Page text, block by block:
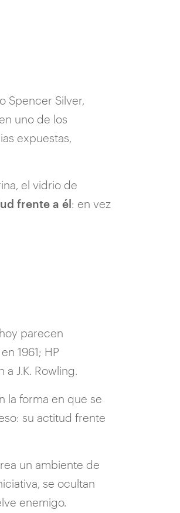
Spencer Silver,
uno de los
expuestas,
el vidrio de
frente a él: en vez
parecen
1961; HP
J.K. Rowling.
la forma en que se
su actitud frente
un ambiente de
se ocultan
enemigo.